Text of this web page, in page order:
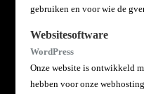
gebruiken en voor wie de
Websitesoftware
WordPress
Onze website is ontwikkeld
hebben voor onze